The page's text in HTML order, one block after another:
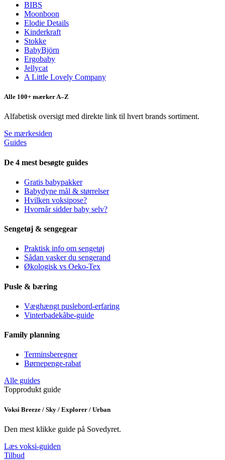
BIBS
Moonboon
Elodie Details
Kinderkraft
Stokke
BabyBjörn
Ergobaby
Jellycat
A Little Lovely Company
Alle 100+ mærker A–Z
Alfabetisk oversigt med direkte link til hvert brands sortiment.
Se mærkesiden
Guides
De 4 mest besøgte guides
Gratis babypakker
Babydyne mål & størrelser
Hvilken voksipose?
Hvornår sidder baby selv?
Sengetøj & sengegear
Praktisk info om sengetøj
Sådan vasker du sengerand
Økologisk vs Oeko-Tex
Pusle & bæring
Væghængt puslebord-erfaring
Vinterbadekåbe-guide
Family planning
Terminsberegner
Børnepenge-rabat
Alle guides
Topprodukt guide
Voksi Breeze / Sky / Explorer / Urban
Den mest klikke guide på Sovedyret.
Læs voksi-guiden
Tilbud